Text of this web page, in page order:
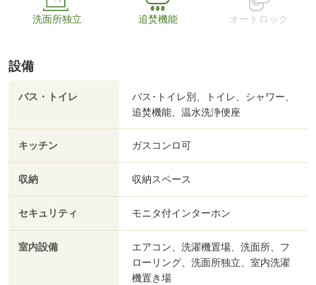
洗面所独立 追焚機能 オートロック
設備
バス・トイレ
バス･トイレ別、トイレ、シャワー、
追焚機能、温水洗浄便座
キッチン ガスコンロ可
収納 収納スペース
セキュリティ モニタ付インターホン
室内設備
エアコン、洗濯機置場、洗面所、フ
ローリング、洗面所独立、室内洗濯
機置き場